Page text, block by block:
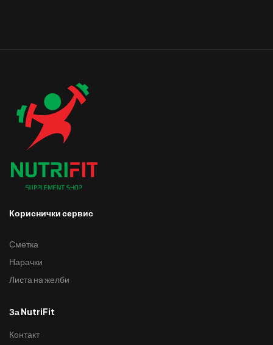
Кориснички сервис
Сметка
Нарачки
Листа на желби
За NutriFit
Контакт